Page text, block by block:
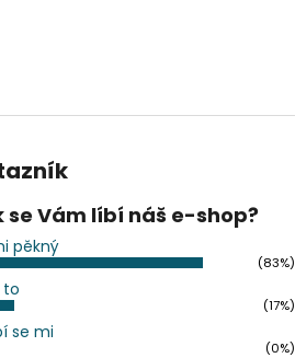
se Vám líbí náš e-shop?
pěkný
(83%)
to
(17%)
se mi
(0%)